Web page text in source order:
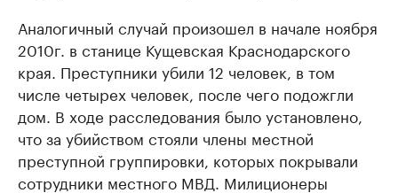
Аналогичный случай произошел в начале ноября
2010г. в станице Кущевская Краснодарского
края. Преступники убили 12 человек, в том
числе четырех человек, после чего подожгли
дом. В ходе расследования было установлено,
что за убийством стояли члены местной
преступной группировки, которых покрывали
сотрудники местного МВД. Милиционеры